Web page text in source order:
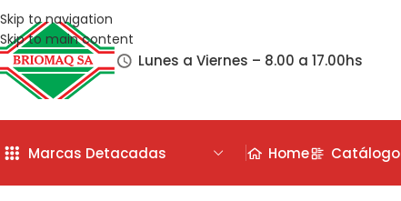
Skip to navigation
Skip to main content
Lunes a Viernes – 8.00 a 17.00hs
Marcas Detacadas Home Catálogo